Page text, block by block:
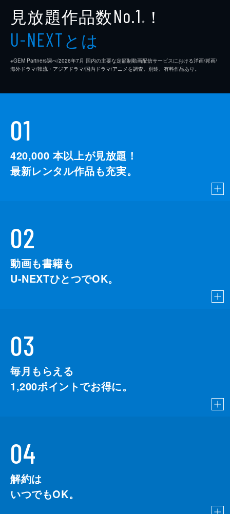
見放題作品数No.1 ※ ！
U-NEXTとは
※GEM Partners調べ/2026年7⽉ 国内の主要な定額制動画配信サービスにおける洋画/邦画/
海外ドラマ/韓流・アジアドラマ/国内ドラマ/アニメを調査。別途、有料作品あり。
01
420,000 本以上が見放題！
最新レンタル作品も充実。
02
動画も書籍も
U-NEXTひとつでOK。
03
毎月もらえる
1,200ポイントでお得に。
04
解約は
いつでもOK。